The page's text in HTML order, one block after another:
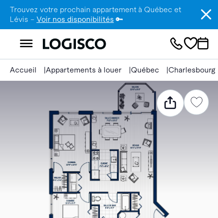
Trouvez votre prochain appartement à Québec et
Lévis – Voir nos disponibilités 🔑
Accueil Appartements à louer Québec Charlesbourg